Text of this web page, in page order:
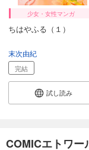
少女・女性マンガ
ちはやふる（１）
末次由紀
完結
試し読み
COMICエトワー